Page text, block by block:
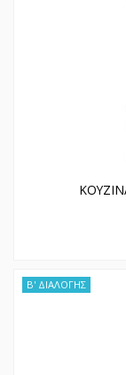
Β' ΔΙΑΛΟΓΗΣ